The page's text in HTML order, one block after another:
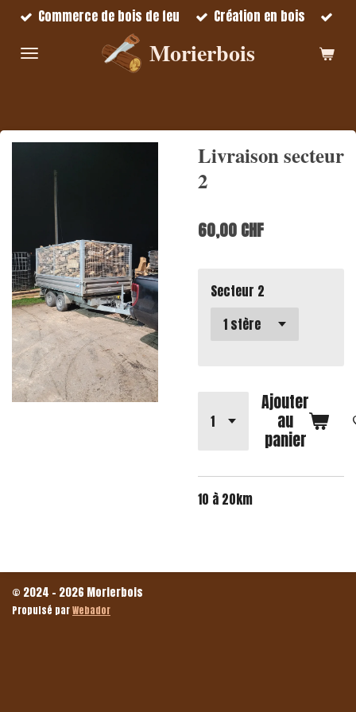
Passer
contenu
Morierbois
Commerce de bois de feu Création en bois
Livraison secteur
2
60,00 CHF
Secteur 2
Ajouter
au
panier
10 à 20km
© 2024 - 2026 Morierbois
Propulsé parWebador